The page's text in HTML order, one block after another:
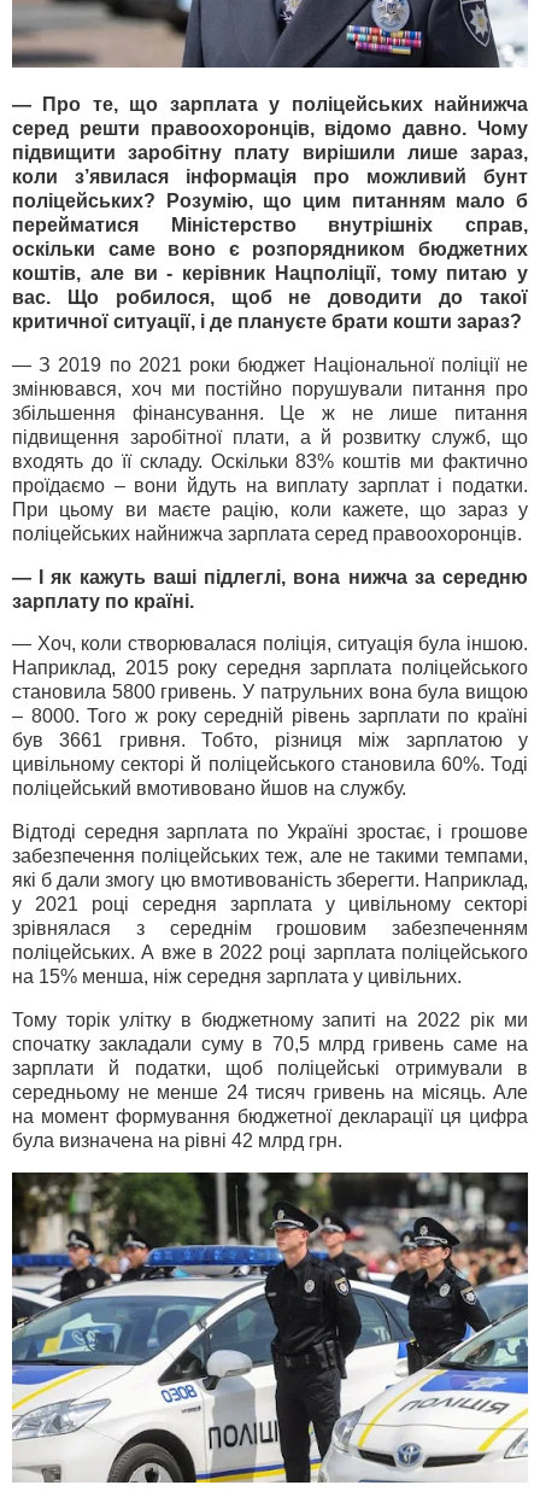
— Про те, що зарплата у поліцейських найнижча
серед решти правоохоронців, відомо давно. Чому
підвищити заробітну плату вирішили лише зараз,
коли з’явилася інформація про можливий бунт
поліцейських? Розумію, що цим питанням мало б
перейматися Міністерство внутрішніх справ,
оскільки саме воно є розпорядником бюджетних
коштів, але ви - керівник Нацполіції, тому питаю у
вас. Що робилося, щоб не доводити до такої
критичної ситуації, і де плануєте брати кошти зараз?
— З 2019 по 2021 роки бюджет Національної поліції не
змінювався, хоч ми постійно порушували питання про
збільшення фінансування. Це ж не лише питання
підвищення заробітної плати, а й розвитку служб, що
входять до її складу. Оскільки 83% коштів ми фактично
проїдаємо – вони йдуть на виплату зарплат і податки.
При цьому ви маєте рацію, коли кажете, що зараз у
поліцейських найнижча зарплата серед правоохоронців.
— І як кажуть ваші підлеглі, вона нижча за середню
зарплату по країні.
— Хоч, коли створювалася поліція, ситуація була іншою.
Наприклад, 2015 року середня зарплата поліцейського
становила 5800 гривень. У патрульних вона була вищою
– 8000. Того ж року середній рівень зарплати по країні
був 3661 гривня. Тобто, різниця між зарплатою у
цивільному секторі й поліцейського становила 60%. Тоді
поліцейський вмотивовано йшов на службу.
Відтоді середня зарплата по Україні зростає, і грошове
забезпечення поліцейських теж, але не такими темпами,
які б дали змогу цю вмотивованість зберегти. Наприклад,
у 2021 році середня зарплата у цивільному секторі
зрівнялася з середнім грошовим забезпеченням
поліцейських. А вже в 2022 році зарплата поліцейського
на 15% менша, ніж середня зарплата у цивільних.
Тому торік улітку в бюджетному запиті на 2022 рік ми
спочатку закладали суму в 70,5 млрд гривень саме на
зарплати й податки, щоб поліцейські отримували в
середньому не менше 24 тисяч гривень на місяць. Але
на момент формування бюджетної декларації ця цифра
була визначена на рівні 42 млрд грн.